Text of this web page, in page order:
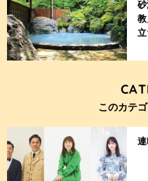
立
このカテ